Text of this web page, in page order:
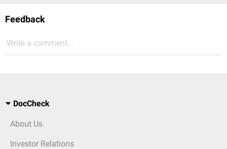
Feedback
Write a comment...
DocCheck
About Us
Investor Relations